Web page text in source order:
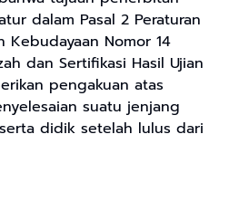
dalam Pasal 2 Peraturan
Kebudayaan Nomor 14
dan Sertifikasi Hasil Ujian
pengakuan atas
suatu jenjang
didik setelah lulus dari